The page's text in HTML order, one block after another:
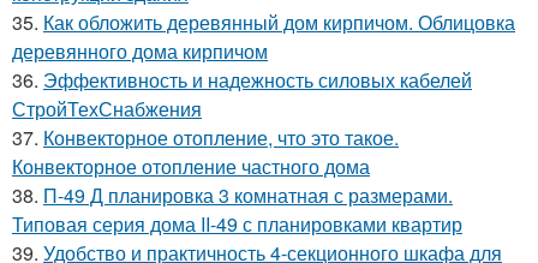
35. Как обложить деревянный дом кирпичом. Облицовка
деревянного дома кирпичом
36. Эффективность и надежность силовых кабелей
СтройТехСнабжения
37. Конвекторное отопление, что это такое.
Конвекторное отопление частного дома
38. П-49 Д планировка 3 комнатная с размерами.
Типовая серия дома II-49 с планировками квартир
39. Удобство и практичность 4-секционного шкафа для